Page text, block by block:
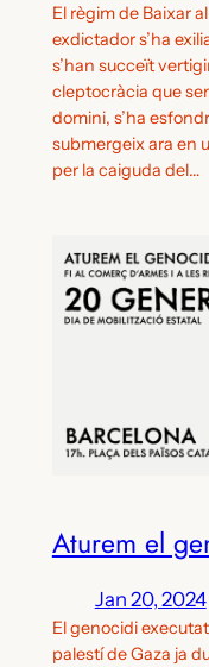
El règim de Baixar
exdictador s’ha
s’han succeït
cleptocràcia que
domini, s’ha
submergeix ara en
per la caiguda del…
Aturem el
Jan 20, 2024
El genocidi
palestí de Gaza ja